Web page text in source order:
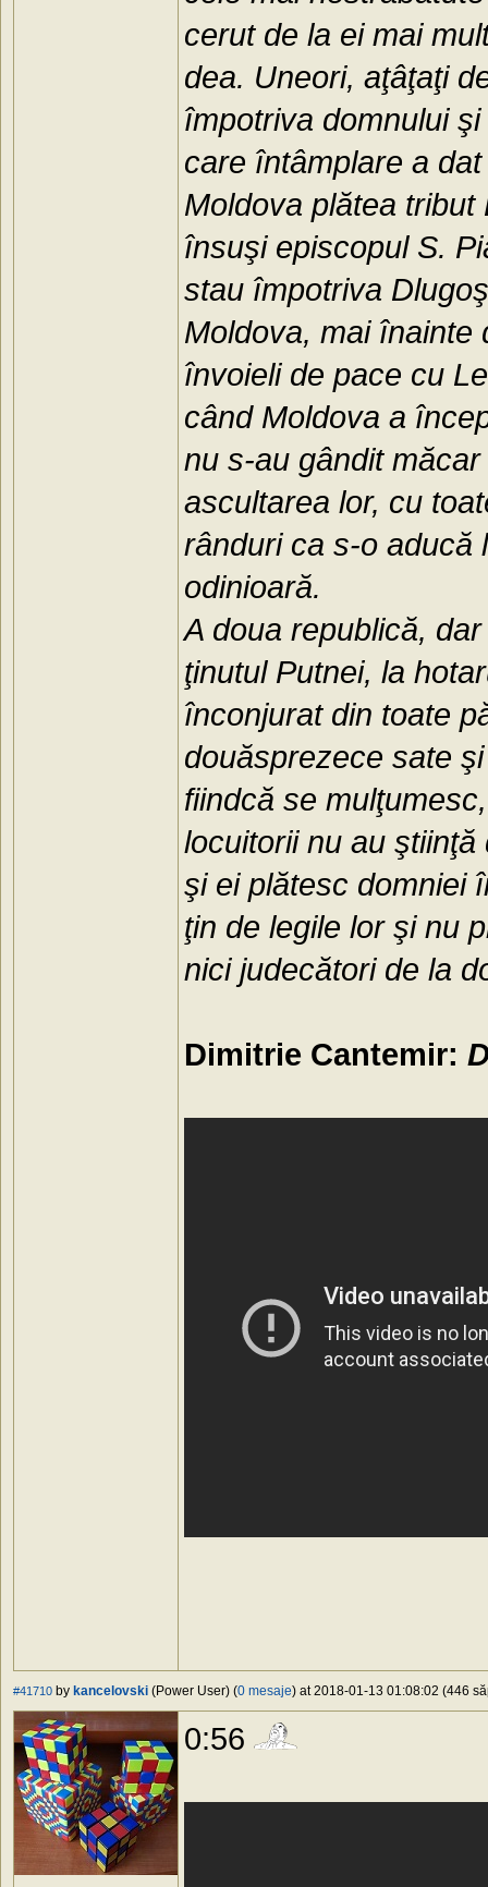
cerut de la ei mai
dea. Uneori, aţâţaţi
împotriva domnului
care întâmplare a
Moldova plătea
însuşi episcopul S.
stau împotriva
Moldova, mai înainte
învoieli de pace cu
când Moldova a
nu s-au gândit
ascultarea lor, cu
rânduri ca s-o aducă
odinioară.
A doua republică,
ţinutul Putnei, la
înconjurat din toate
douăsprezece sate
fiindcă se
locuitorii nu au
şi ei plătesc domniei
ţin de legile lor şi nu
nici judecători de la
Dimitrie Cantemir:
#41710 by kancelovski (Power User) (0 mesaje) at 2018-01-13 01:08:02 (446
0:56